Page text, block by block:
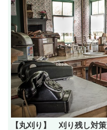
【丸刈り】 刈り残し対策